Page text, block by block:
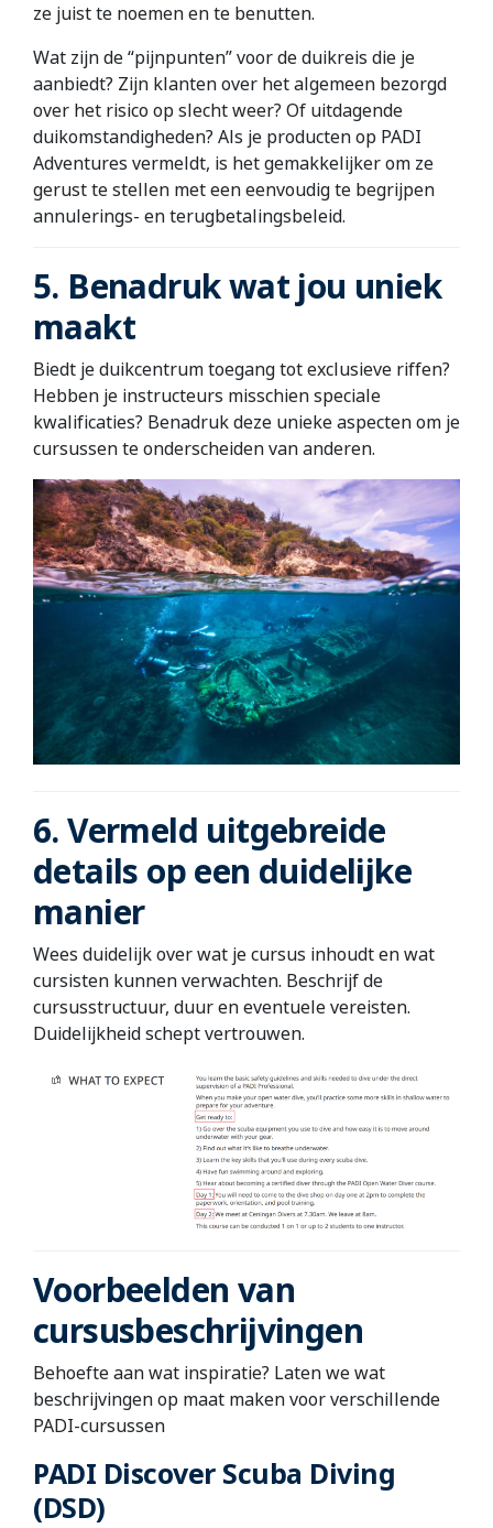
ze juist te noemen en te benutten.
Wat zijn de “pijnpunten” voor de duikreis die je
aanbiedt? Zijn klanten over het algemeen bezorgd
over het risico op slecht weer? Of uitdagende
duikomstandigheden? Als je producten op PADI
Adventures vermeldt, is het gemakkelijker om ze
gerust te stellen met een eenvoudig te begrijpen
annulerings- en terugbetalingsbeleid.
5. Benadruk wat jou uniek
maakt
Biedt je duikcentrum toegang tot exclusieve riffen?
Hebben je instructeurs misschien speciale
kwalificaties? Benadruk deze unieke aspecten om je
cursussen te onderscheiden van anderen.
6. Vermeld uitgebreide
details op een duidelijke
manier
Wees duidelijk over wat je cursus inhoudt en wat
cursisten kunnen verwachten. Beschrijf de
cursusstructuur, duur en eventuele vereisten.
Duidelijkheid schept vertrouwen.
Voorbeelden van
cursusbeschrijvingen
Behoefte aan wat inspiratie? Laten we wat
beschrijvingen op maat maken voor verschillende
PADI-cursussen
PADI Discover Scuba Diving
(DSD)